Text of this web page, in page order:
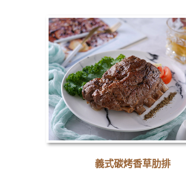
義式碳烤香草肋排